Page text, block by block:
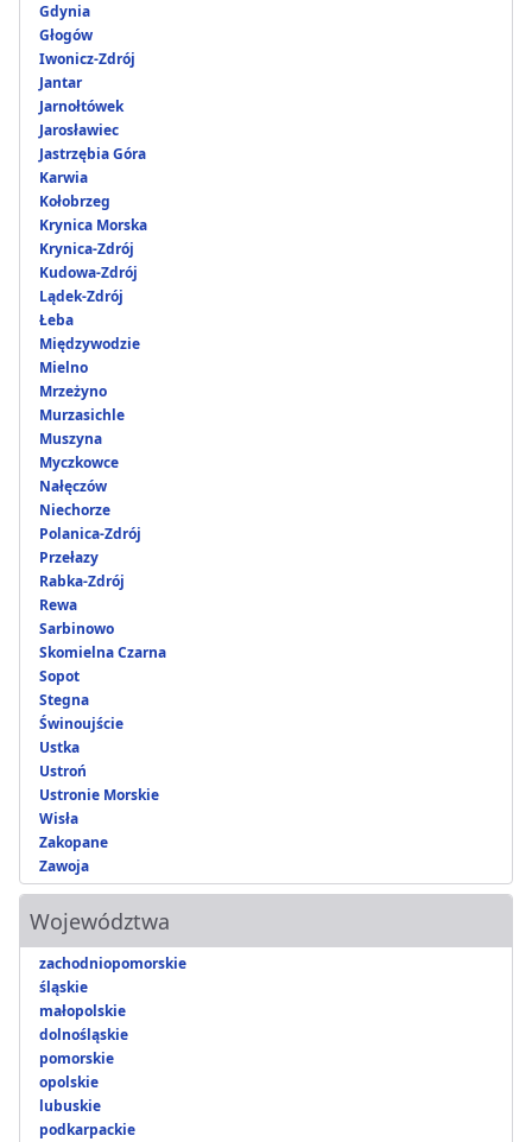
Gdynia
Głogów
Iwonicz-Zdrój
Jantar
Jarnołtówek
Jarosławiec
Jastrzębia Góra
Karwia
Kołobrzeg
Krynica Morska
Krynica-Zdrój
Kudowa-Zdrój
Lądek-Zdrój
Łeba
Międzywodzie
Mielno
Mrzeżyno
Murzasichle
Muszyna
Myczkowce
Nałęczów
Niechorze
Polanica-Zdrój
Przełazy
Rabka-Zdrój
Rewa
Sarbinowo
Skomielna Czarna
Sopot
Stegna
Świnoujście
Ustka
Ustroń
Ustronie Morskie
Wisła
Zakopane
Zawoja
Województwa
zachodniopomorskie
śląskie
małopolskie
dolnośląskie
pomorskie
opolskie
lubuskie
podkarpackie